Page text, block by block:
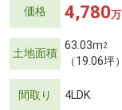
価格 4,780
土地面積
63.03m2
（19.06坪
間取り 4LDK